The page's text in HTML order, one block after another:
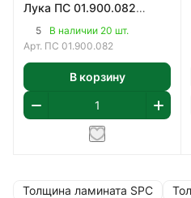
Лука ПС 01.900.082
900х25 мм
5
В наличии 20 шт.
Арт. ПС 01.900.082
В корзину
Толщина ламината SPC